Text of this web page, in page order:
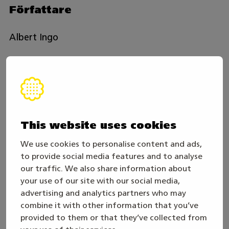
This website uses cookies
We use cookies to personalise content and ads,
to provide social media features and to analyse
our traffic. We also share information about
your use of our site with our social media,
advertising and analytics partners who may
combine it with other information that you’ve
provided to them or that they’ve collected from
Författare
Albert Ingo
kommunikation, som gjorde sin praktik i
Mästare2026-evenemangsteamet hösten 2025.
mediedesign år 2025.
Dela artikeln
TWITTER FACEBOOK LINKEDIN